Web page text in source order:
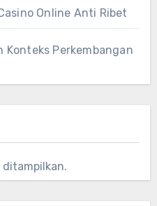
Online Anti Ribet
Konteks Perkembangan